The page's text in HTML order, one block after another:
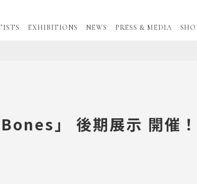
EXHIBITIONS NEWS PRESS & MEDIA
」 後期展示 開催！